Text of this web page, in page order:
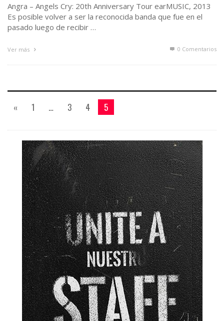
Angra – Angels Cry: 20th Anniversary Tour earMUSIC, 2013
Es posible volver a ser la reconocida banda que fue en el
pasado luego de recibir …
Ver más 0 Comentarios
« 1 … 3 4 5